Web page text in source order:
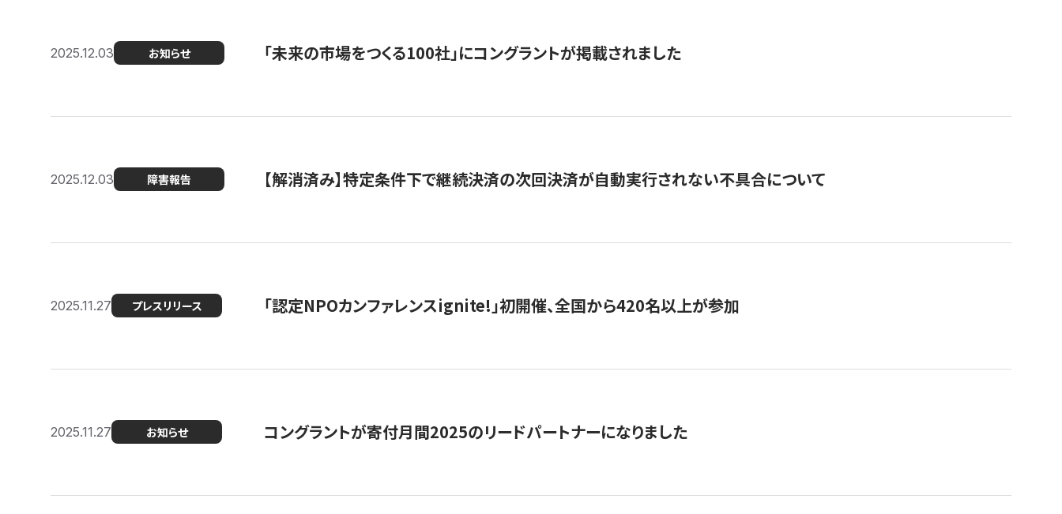
2025.12.03 お知らせ 「未来の市場をつくる100社」にコングラントが掲載されました
2025.12.03 障害報告 【解消済み】特定条件下で継続決済の次回決済が自動実行されない不具合について
2025.11.27 プレスリリース 「認定NPOカンファレンスignite!」初開催、全国から420名以上が参加
2025.11.27 お知らせ コングラントが寄付月間2025のリードパートナーになりました